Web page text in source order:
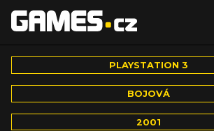
PLAYSTATION 3
BOJOVÁ
2001